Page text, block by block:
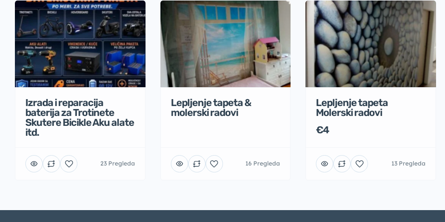
Izrada i reparacija
baterija za Trotinete
Skutere Bicikle Aku alate
itd.
23 Pregleda
Lepljenje tapeta &
molerski radovi
16 Pregleda
Lepljenje tapeta
Molerski radovi
€4
13 Pregleda